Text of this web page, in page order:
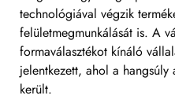
technológiával végzik
felületmegmunkálását is. A
formaválasztékot kínáló
jelentkezett, ahol a
került.